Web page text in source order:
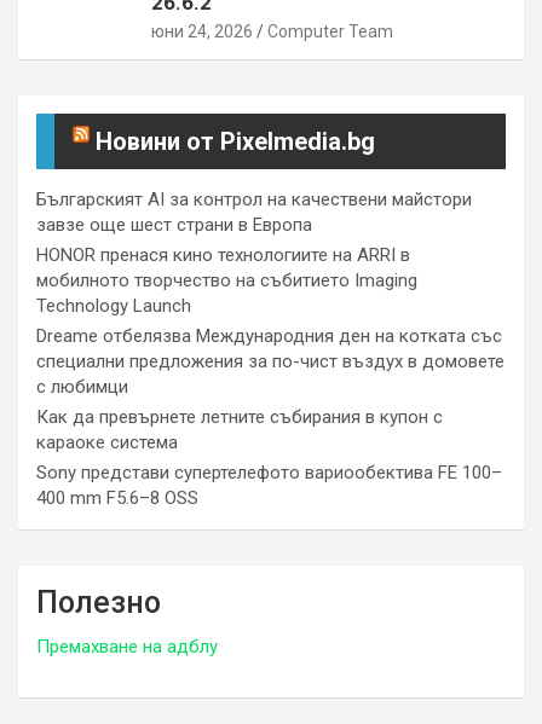
юни 24, 2026 Computer Team
Новини от Pixelmedia.bg
Българският AI за контрол на качествени майстори
завзе още шест страни в Европа
HONOR пренася кино технологиите на ARRI в
мобилното творчество на събитието Imaging
Technology Launch
Dreame отбелязва Международния ден на котката със
специални предложения за по-чист въздух в домовете
с любимци
Как да превърнете летните събирания в купон с
караоке система
Sony представи супертелефото вариообектива FE 100–
400 mm F5.6–8 OSS
Полезно
Премахване на адблу